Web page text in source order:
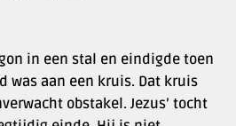
in een stal en eindigde toen
was aan een kruis. Dat kruis
obstakel. Jezus’ tocht